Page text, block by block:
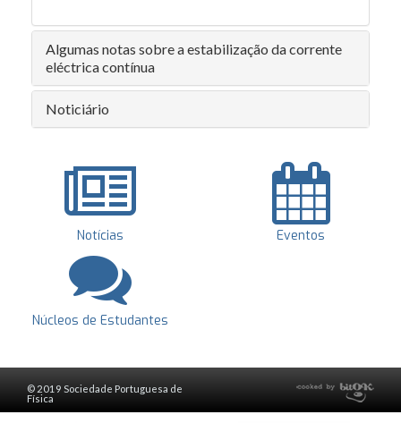
Algumas notas sobre a estabilização da corrente
eléctrica contínua
Noticiário
Notícias Eventos
Núcleos de Estudantes
© 2019 Sociedade Portuguesa de
Física